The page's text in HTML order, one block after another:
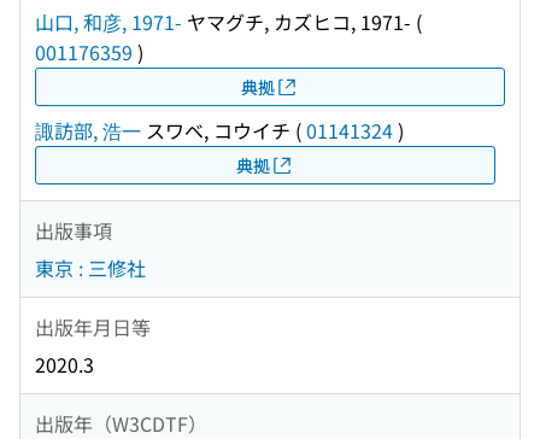
山口, 和彦, 1971- ヤマグチ, カズヒコ, 1971- (
001176359 )
典拠
諏訪部, 浩一 スワベ, コウイチ (01141324)
典拠
出版事項
東京 : 三修社
出版年月日等
2020.3
出版年（W3CDTF）